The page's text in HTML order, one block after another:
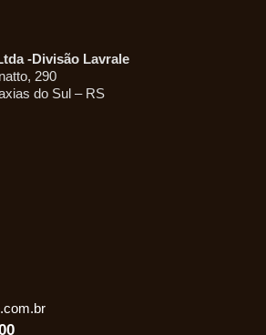
-Divisão Lavrale
290
do Sul – RS